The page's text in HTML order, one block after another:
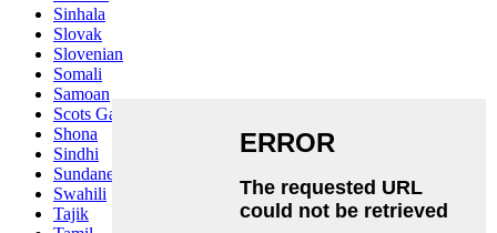
Sinhala
Slovak
Slovenian
Somali
Samoan
Scots Gaelic
Shona
Sindhi
Sundanese
Swahili
Tajik